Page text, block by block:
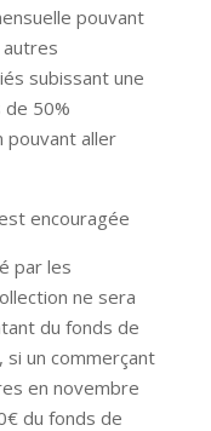
pouvant
autres
subissant une
de 50%
pouvant aller
encouragée
par les
ne sera
du fonds de
si un commerçant
en novembre
du fonds de